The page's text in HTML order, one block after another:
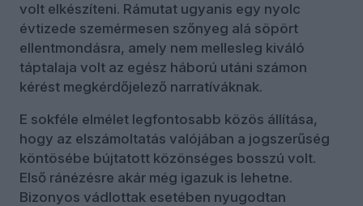
volt elkészíteni. Rámutat ugyanis egy nyolc
évtizede szemérmesen szőnyeg alá söpört
ellentmondásra, amely nem mellesleg kiváló
táptalaja volt az egész háború utáni számon
kérést megkérdőjelező narratíváknak.
E sokféle elmélet legfontosabb közös állítása,
hogy az elszámoltatás valójában a jogszerűség
köntösébe bújtatott közönséges bosszú volt.
Első ránézésre akár még igazuk is lehetne.
Bizonyos vádlottak esetében nyugodtan